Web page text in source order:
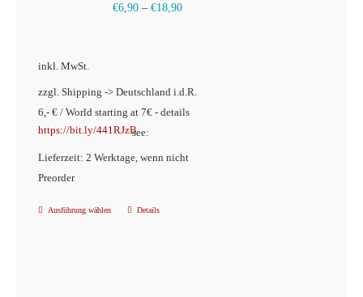
€6,90 –€18,90
inkl. MwSt.
zzgl. Shipping -> Deutschland i.d.R.
6,- € / World starting at 7€ - details
see:
https://bit.ly/441RJzB
Lieferzeit: 2 Werktage, wenn nicht
Preorder
Ausführung wählen
Dieses
Details